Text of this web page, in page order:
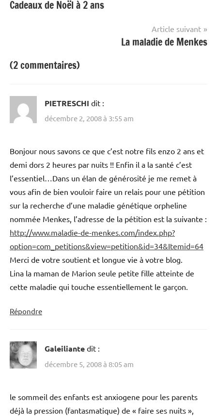
de
Cadeaux de Noël à 2 ans
Article suivant
La maladie de Menkes
(2 commentaires)
PIETRESCHI dit :
décembre 2, 2008 à 3:55 am
Bonjour nous savons ce que c’est notre fils enzo 2 ans et
demi dors 2 heures par nuits !! Enfin il a la santé c’est
l’essentiel…Dans un élan de générosité je me remet à
vous afin de bien vouloir faire un relais pour une pétition
sur la recherche d’une maladie génétique orpheline
nommée Menkes, l’adresse de la pétition est la suivante :
http://www.maladie-de-menkes.com/index.php?
option=com_petitions&view=petition&id=34&Itemid=64
Merci de votre soutient et longue vie à votre blog.
Lina la maman de Marion seule petite fille atteinte de
cette maladie qui touche essentiellement le garçon.
Répondre
Galeiliante dit :
décembre 5, 2008 à 8:05 am
le sommeil des enfants est anxiogene pour les parents
déjà la pression (fantasmatique) de « faire ses nuits »,